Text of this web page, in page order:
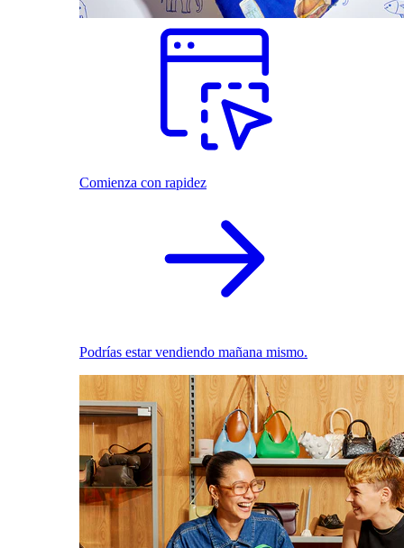
Comienza con rapidez
Podrías estar vendiendo mañana mismo.